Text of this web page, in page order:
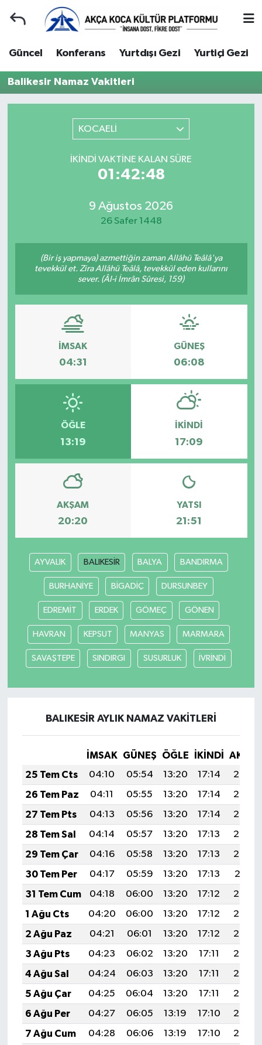
Güncel Konferans Yurtdışı Gezi Yurtiçi Gezi
Balikesir Namaz Vakitleri
KOCAELİ
İKINDI VAKTINE KALAN SÜRE
01:42:48
9 Ağustos 2026
26 Safer 1448
(Bir iş yapmaya) azmettiğin zaman Allâhü Teâlâ'ya
tevekkül et. Zira Allâhü Teâlâ, tevekkül eden kullarını
sever. (Âl-i İmrân Sûresi, 159)
İMSAK
04:31
GÜNEŞ
06:08
ÖĞLE
13:19
İKINDI
17:09
AKŞAM
20:20
YATSI
21:51
AYVALIK BALIKESİR BALYA BANDIRMA
BURHANİYE BİGADİÇ DURSUNBEY
EDREMİT ERDEK GÖMEÇ GÖNEN
HAVRAN KEPSUT MANYAS MARMARA
SAVAŞTEPE SINDIRGI SUSURLUK İVRİNDİ
BALIKESİR AYLIK NAMAZ VAKITLERI
İMSAK GÜNEŞ ÖĞLE İKINDI
25 Tem Cts
04:10 05:54 13:20 17:14
20:36
26 Tem Paz
04:11 05:55 13:20 17:14
20:35
27 Tem Pts
04:13 05:56 13:20 17:14
20:34
28 Tem Sal
04:14 05:57 13:20 17:13
20:33
29 Tem Çar
04:16 05:58 13:20 17:13
20:32
30 Tem Per
04:17 05:59 13:20 17:13
20:31
31 Tem Cum
04:18 06:00 13:20 17:12
20:30
1 Ağu Cts
04:20 06:00 13:20 17:12
20:29
2 Ağu Paz
04:21 06:01 13:20 17:12
20:28
3 Ağu Pts
04:23 06:02 13:20 17:11
20:27
4 Ağu Sal
04:24 06:03 13:20 17:11
20:26
5 Ağu Çar
04:25 06:04 13:20 17:11
20:25
6 Ağu Per
04:27 06:05 13:19 17:10
20:24
7 Ağu Cum
04:28 06:06 13:19 17:10
20:23
Gençlerle Başbaşa
Güncel
Konferans
Yurtdışı Gezi
Hakkımızda
Yönetim Kurulu
Yüksek İstişare Kurulu
Sanat
Kocaeli Hava Durumu
Kocaeli Namaz Vakitleri
Kocaeli Trafik Yoğunluk Haritası
Süper Lig Puan Durumu ve Fikstür
Son Dakika Haberleri
Haber Arşivi